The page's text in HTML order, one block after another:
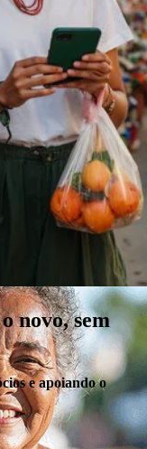
taxas do mercado e
novo, sem
e apoiando o